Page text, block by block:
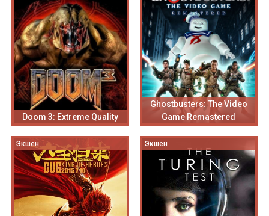
Doom 3: Extreme Quality
Ghostbusters: The Video
Game Remastered
Экшен Экшен